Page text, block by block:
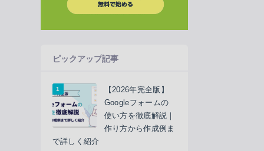
ピックアップ記事
【2026年完全版】
Googleフォームの
使い方を徹底解説｜
作り方から作成例ま
で詳しく紹介